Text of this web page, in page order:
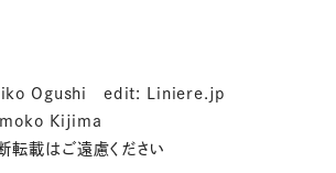
Ogushi edit: Liniere.jp
Kijima
転載はご遠慮ください